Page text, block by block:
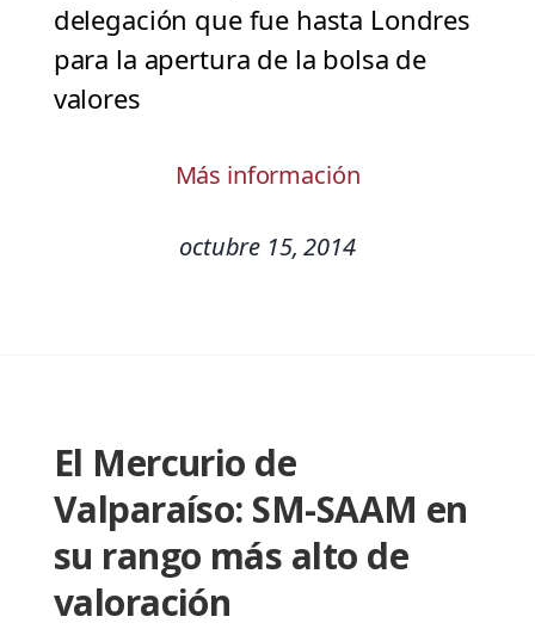
delegación que fue hasta Londres
para la apertura de la bolsa de
valores
Más información
octubre 15, 2014
El Mercurio de
Valparaíso: SM-SAAM en
su rango más alto de
valoración